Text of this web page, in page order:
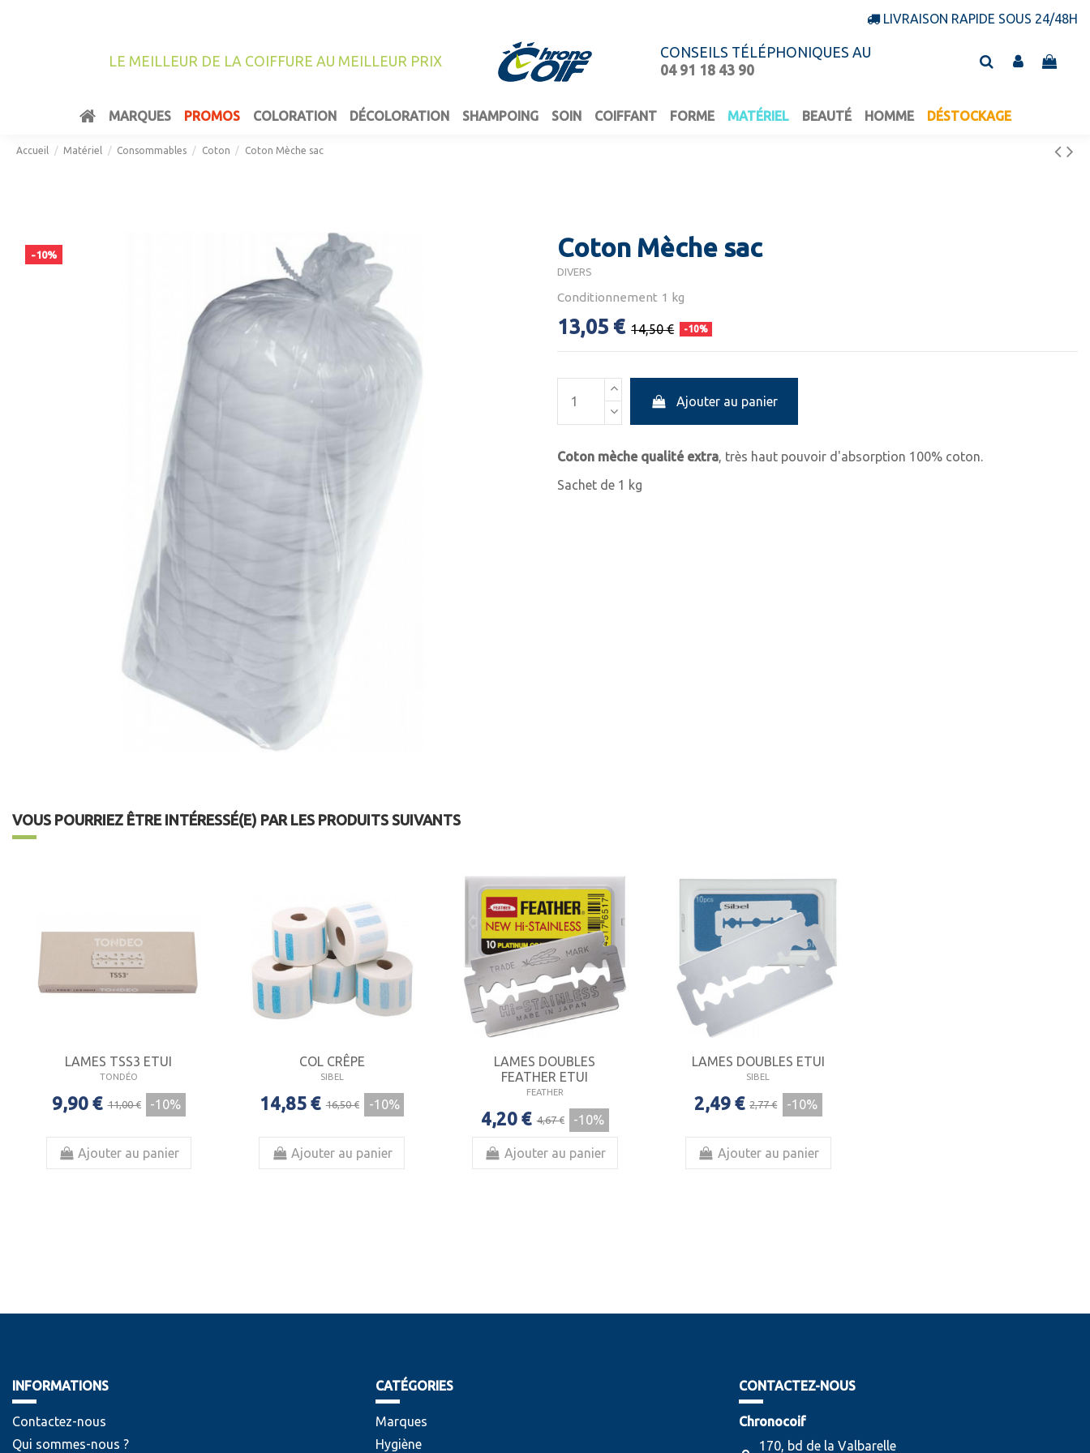
LIVRAISON RAPIDE SOUS 24/48H
LE MEILLEUR DE LA COIFFURE AU MEILLEUR PRIX
CONSEILS TÉLÉPHONIQUES AU
04 91 18 43 90
MARQUES PROMOS COLORATION DÉCOLORATION SHAMPOING SOIN COIFFANT FORME MATÉRIEL BEAUTÉ HOMME DÉSTOCKAGE
Accueil Matériel Consommables Coton Coton Mèche sac
-10% Coton Mèche sac
DIVERS
Conditionnement 1 kg
13,05 € 14,50 € -10%
Ajouter au panier
Coton mèche qualité extra, très haut pouvoir d'absorption 100% coton.
Sachet de 1 kg
VOUS POURRIEZ ÊTRE INTÉRESSÉ(E) PAR LES PRODUITS SUIVANTS
LAMES TSS3 ETUI
TONDÉO
9,90 € 11,00 € -10%
Ajouter au panier
COL CRÊPE
SIBEL
14,85 € 16,50 € -10%
Ajouter au panier
LAMES DOUBLES
FEATHER ETUI
FEATHER
4,20 € 4,67 € -10%
Ajouter au panier
LAMES DOUBLES ETUI
SIBEL
2,49 € 2,77 € -10%
Ajouter au panier
INFORMATIONS
Contactez-nous
Qui sommes-nous ?
CATÉGORIES
Marques
Hygiène
CONTACTEZ-NOUS
Chronocoif
170, bd de la Valbarelle